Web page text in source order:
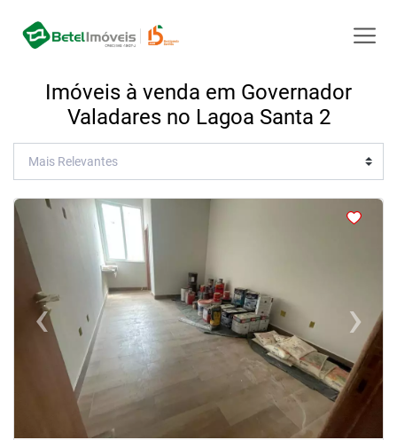
Imóveis à venda em Governador
Valadares no Lagoa Santa 2
< <
‹Previous ›Next